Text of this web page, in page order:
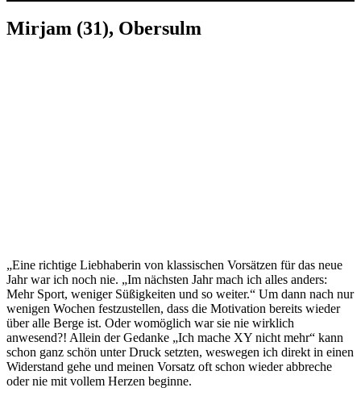
Mirjam (31), Obersulm
„Eine richtige Liebhaberin von klassischen Vorsätzen für das neue
Jahr war ich noch nie. „Im nächsten Jahr mach ich alles anders:
Mehr Sport, weniger Süßigkeiten und so weiter.“ Um dann nach nur
wenigen Wochen festzustellen, dass die Motivation bereits wieder
über alle Berge ist. Oder womöglich war sie nie wirklich
anwesend?! Allein der Gedanke „Ich mache XY nicht mehr“ kann
schon ganz schön unter Druck setzten, weswegen ich direkt in einen
Widerstand gehe und meinen Vorsatz oft schon wieder abbreche
oder nie mit vollem Herzen beginne.